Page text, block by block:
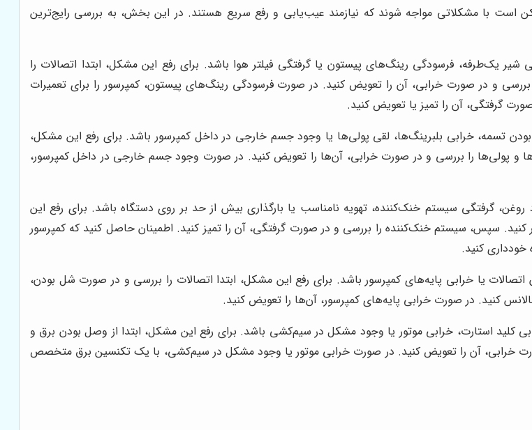
است با مشکلاتی مواجه شوند که نیازمند عیب‌یابی و رفع سریع هستند. در این بخش، به بررسی رایج‌ترین
یک‌طرفه، فرسودگی رینگ‌های پیستون یا گرفتگی فیلتر هوا باشد. برای رفع این مشکل، ابتدا اتصالات را
و در صورت خرابی، آن را تعویض کنید. در صورت فرسودگی رینگ‌های پیستون، کمپرسور را برای تعمیرات
گرفتگی، آن را تمیز یا تعویض کنید.
تسمه، خرابی بلبرینگ‌ها، لقی پولی‌ها یا وجود جسم خارجی در داخل کمپرسور باشد. برای رفع این مشکل،
و پولی‌ها را بررسی و در صورت خرابی، آن‌ها را تعویض کنید. در صورت وجود جسم خارجی در داخل کمپرسور،
گرفتگی سیستم خنک‌کننده، تهویه نامناسب یا بارگذاری بیش از حد بر روی دستگاه باشد. برای رفع این
سپس، سیستم خنک‌کننده را بررسی و در صورت گرفتگی، آن را تمیز کنید. اطمینان حاصل کنید که کمپرسور
خودداری کنید.
یا خرابی پایه‌های کمپرسور باشد. برای رفع این مشکل، ابتدا اتصالات را بررسی و در صورت شل بودن،
کنید. در صورت خرابی پایه‌های کمپرسور، آن‌ها را تعویض کنید.
کلید استارت، خرابی موتور یا وجود مشکل در سیم‌کشی باشد. برای رفع این مشکل، ابتدا از وصل بودن برق و
خرابی، آن را تعویض کنید. در صورت خرابی موتور یا وجود مشکل در سیم‌کشی، با یک تکنسین برق متخصص